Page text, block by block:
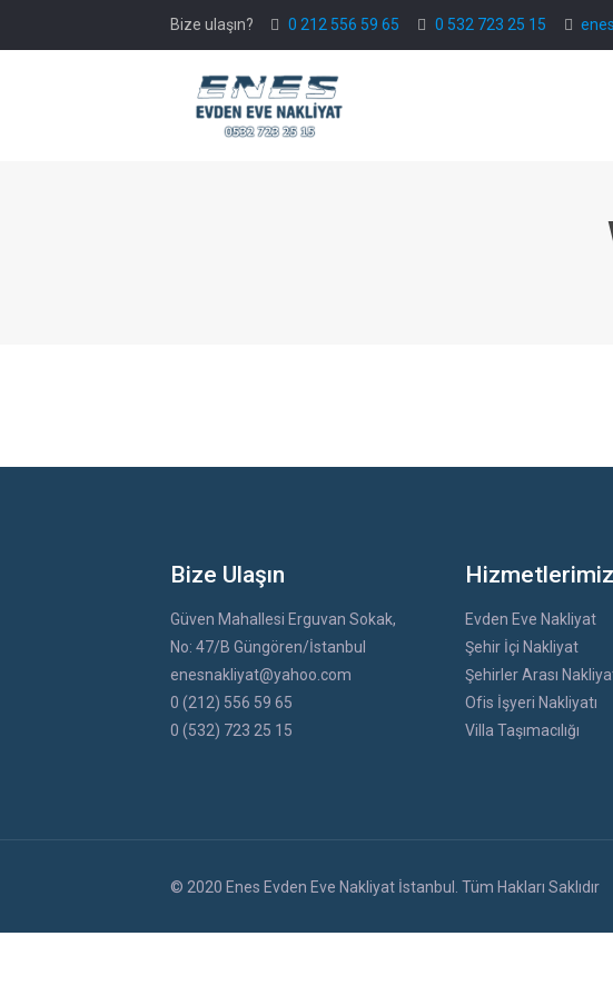
Bize ulaşın? 0 212 556 59 65 0 532 723 25 15
Bize Ulaşın
Güven Mahallesi Erguvan Sokak,
No: 47/B Güngören/İstanbul
enesnakliyat@yahoo.com
0 (212) 556 59 65
0 (532) 723 25 15
Hizmetlerimiz
Evden Eve Nakliyat
Şehir İçi Nakliyat
Şehirler Arası
Ofis İşyeri Nakliyatı
Villa Taşımacılığı
© 2020 Enes Evden Eve Nakliyat İstanbul. Tüm Hakları Saklıdır